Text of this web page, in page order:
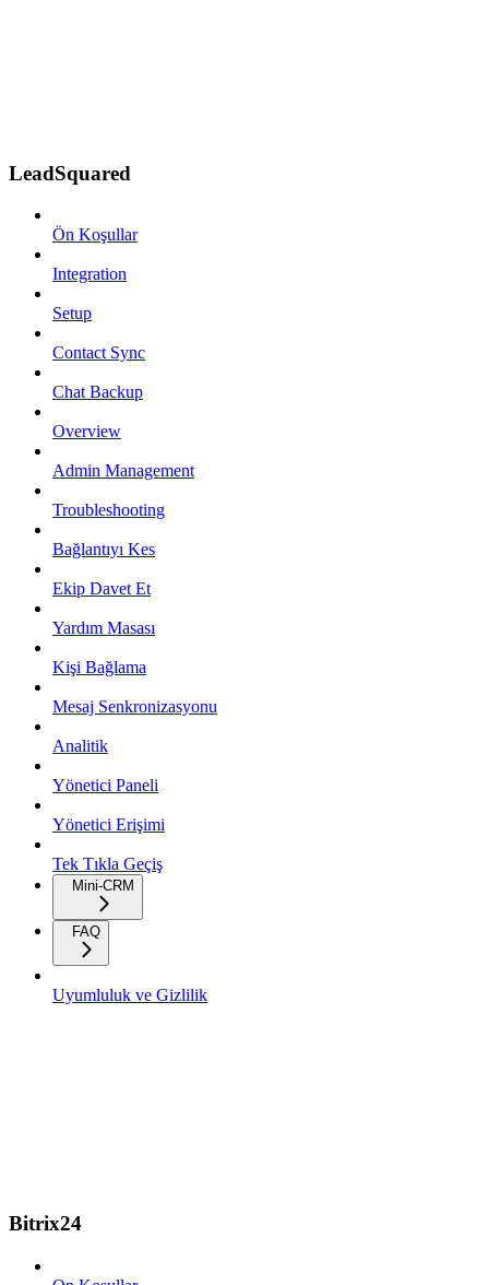
LeadSquared
Ön Koşullar
Integration
Setup
Contact Sync
Chat Backup
Overview
Admin Management
Troubleshooting
Bağlantıyı Kes
Ekip Davet Et
Yardım Masası
Kişi Bağlama
Mesaj Senkronizasyonu
Analitik
Yönetici Paneli
Yönetici Erişimi
Tek Tıkla Geçiş
Mini-CRM
FAQ
Uyumluluk ve Gizlilik
Bitrix24